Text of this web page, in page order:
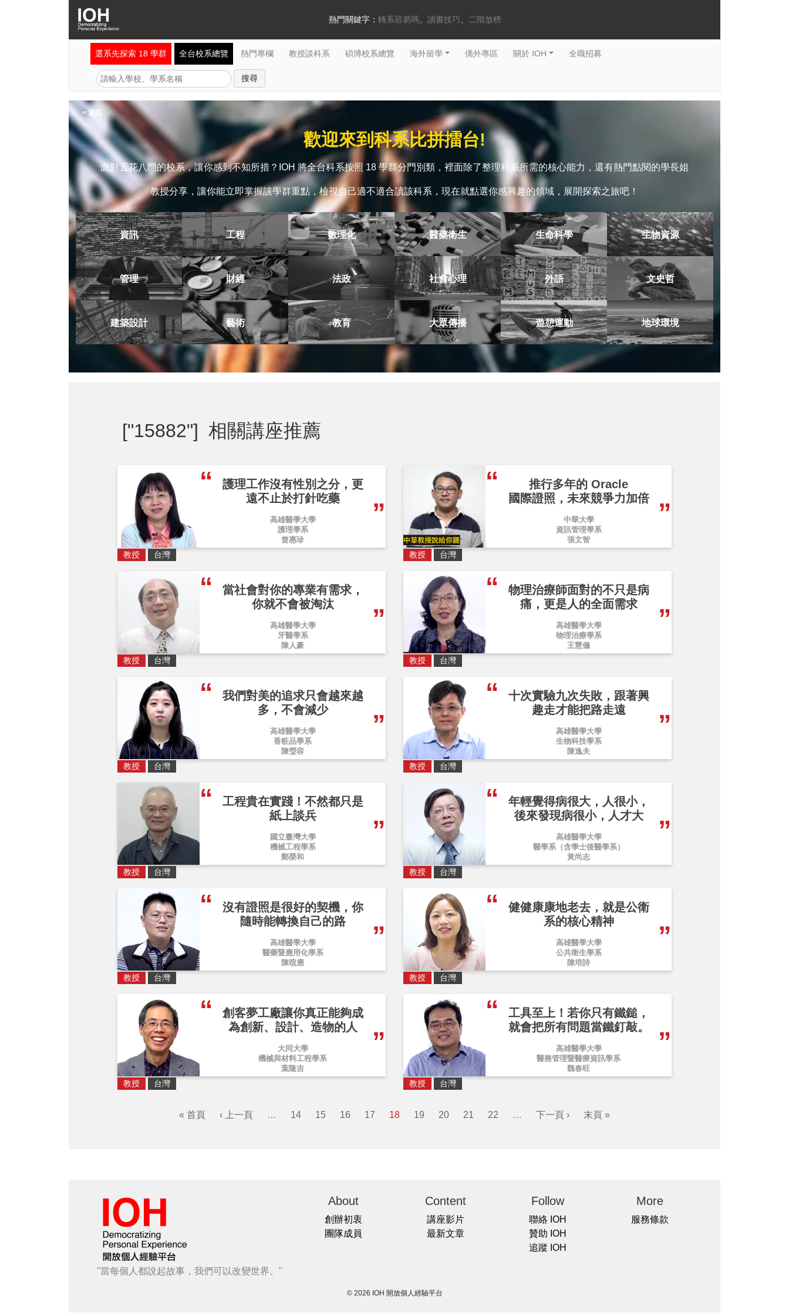
熱門關鍵字： 轉系容易嗎 讀書技巧 二階放榜
選系先探索 18 學群 全台校系總覽 熱門專欄 教授談科系 碩博校系總覽 海外留學 僑外專區 關於 IOH 全職招募
< 返回
歡迎來到科系比拼擂台!
面對五花八門的校系，讓你感到不知所措？IOH 將全台科系按照 18 學群分門別類，裡面除了整理科系所需的核心能力，還有熱門點閱的學長姐
教授分享，讓你能立即掌握該學群重點，檢視自己適不適合讀該科系，現在就點選你感興趣的領域，展開探索之旅吧！
資訊 工程 數理化 醫藥衛生 生命科學 生物資源
管理 財經 法政 社會心理 外語 文史哲
建築設計 藝術 教育 大眾傳播 遊憩運動 地球環境
["15882"] 相關講座推薦
護理工作沒有性別之分，更
遠不止於打針吃藥
高雄醫學大學
護理學系
曾惠珍
教授 台灣
推行多年的 Oracle
國際證照，未來競爭力加倍
中華大學
資訊管理學系
張文智
教授 台灣
當社會對你的專業有需求，
你就不會被淘汰
高雄醫學大學
牙醫學系
陳人豪
教授 台灣
物理治療師面對的不只是病
痛，更是人的全面需求
高雄醫學大學
物理治療學系
王慧儀
教授 台灣
我們對美的追求只會越來越
多，不會減少
高雄醫學大學
香粧品學系
陳瑩容
教授 台灣
十次實驗九次失敗，跟著興
趣走才能把路走遠
高雄醫學大學
生物科技學系
陳逸夫
教授 台灣
工程貴在實踐！不然都只是
紙上談兵
國立臺灣大學
機械工程學系
鄭榮和
教授 台灣
年輕覺得病很大，人很小，
後來發現病很小，人才大
高雄醫學大學
醫學系（含學士後醫學系）
黃尚志
教授 台灣
沒有證照是很好的契機，你
隨時能轉換自己的路
高雄醫學大學
醫藥暨應用化學系
陳喧應
教授 台灣
健健康康地老去，就是公衛
系的核心精神
高雄醫學大學
公共衛生學系
陳培詩
教授 台灣
創客夢工廠讓你真正能夠成
為創新、設計、造物的人
大同大學
機械與材料工程學系
葉隆吉
教授 台灣
工具至上！若你只有鐵鎚，
就會把所有問題當鐵釘敲。
高雄醫學大學
醫務管理暨醫療資訊學系
魏春旺
教授 台灣
« 首頁 ‹ 上一頁 … 14 15 16 17 18 19 20 21 22 … 下一頁 › 末頁 »
"當每個人都說起故事，我們可以改變世界。"
About
創辦初衷
團隊成員
Content
講座影片
最新文章
Follow
聯絡 IOH
贊助 IOH
追蹤 IOH
More
服務條款
© 2026 IOH 開放個人經驗平台